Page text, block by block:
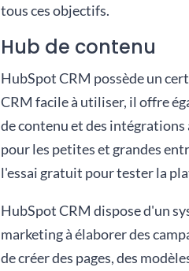
tous ces objectifs.
Hub de contenu
HubSpot CRM possède un
CRM facile à utiliser, il offre
de contenu et des
pour les petites et grandes
l'essai gratuit pour tester la
HubSpot CRM dispose d'un
marketing à élaborer des
de créer des pages, des